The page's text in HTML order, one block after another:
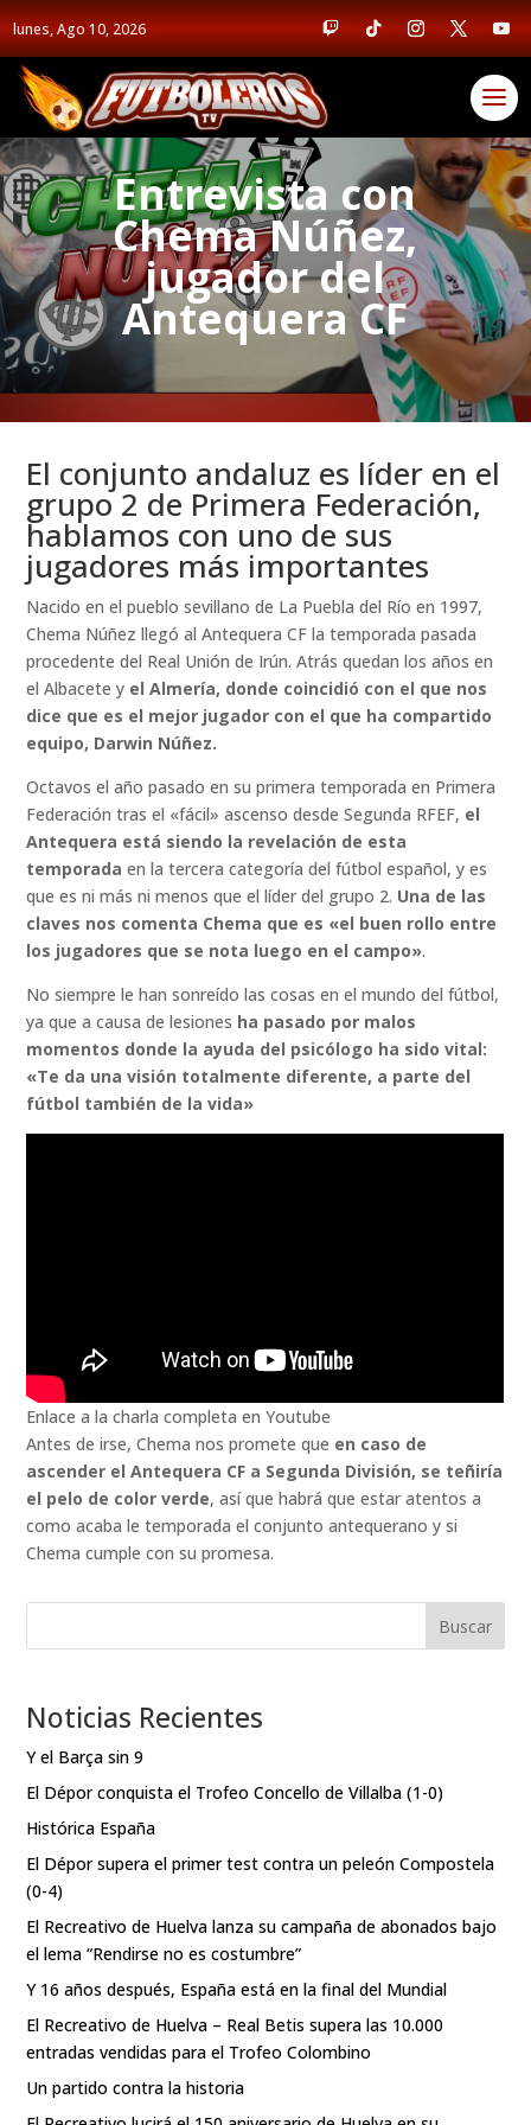
lunes, Ago 10, 2026
Entrevista con
Chema Núñez,
jugador del
Antequera CF
El conjunto andaluz es líder en el
grupo 2 de Primera Federación,
hablamos con uno de sus
jugadores más importantes
Nacido en el pueblo sevillano de La Puebla del Río en 1997,
Chema Núñez llegó al Antequera CF la temporada pasada
procedente del Real Unión de Irún. Atrás quedan los años en
el Albacete y el Almería, donde coincidió con el que nos
dice que es el mejor jugador con el que ha compartido
equipo, Darwin Núñez.
Octavos el año pasado en su primera temporada en Primera
Federación tras el «fácil» ascenso desde Segunda RFEF, el
Antequera está siendo la revelación de esta
temporada en la tercera categoría del fútbol español, y es
que es ni más ni menos que el líder del grupo 2. Una de las
claves nos comenta Chema que es «el buen rollo entre
los jugadores que se nota luego en el campo».
No siempre le han sonreído las cosas en el mundo del fútbol,
ya que a causa de lesiones ha pasado por malos
momentos donde la ayuda del psicólogo ha sido vital:
«Te da una visión totalmente diferente, a parte del
fútbol también de la vida»
Enlace a la charla completa en Youtube
Antes de irse, Chema nos promete que en caso de
ascender el Antequera CF a Segunda División, se teñiría
el pelo de color verde, así que habrá que estar atentos a
como acaba le temporada el conjunto antequerano y si
Chema cumple con su promesa.
Buscar
Noticias Recientes
Y el Barça sin 9
El Dépor conquista el Trofeo Concello de Villalba (1-0)
Histórica España
El Dépor supera el primer test contra un peleón Compostela
(0-4)
El Recreativo de Huelva lanza su campaña de abonados bajo
el lema “Rendirse no es costumbre”
Y 16 años después, España está en la final del Mundial
El Recreativo de Huelva – Real Betis supera las 10.000
entradas vendidas para el Trofeo Colombino
Un partido contra la historia